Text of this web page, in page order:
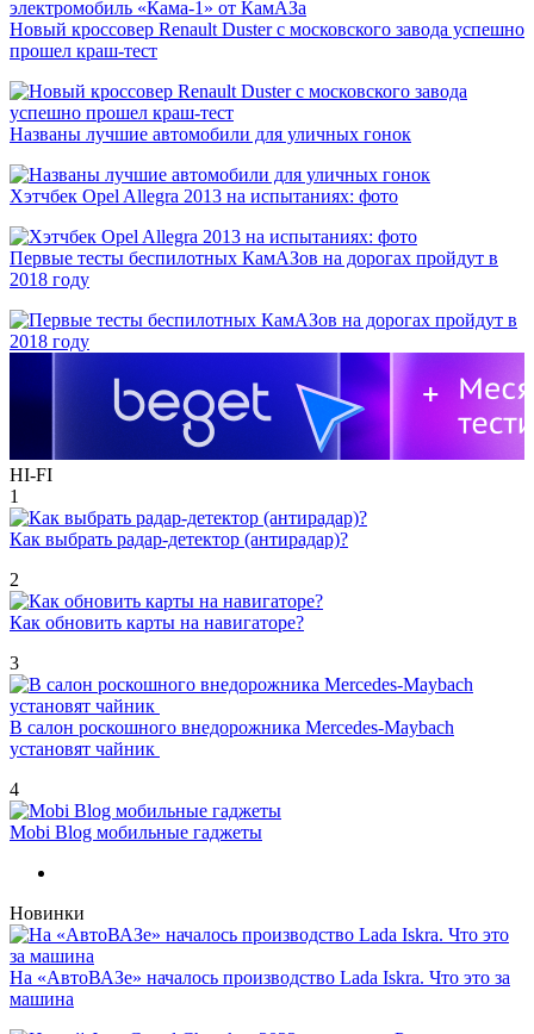
Новый кроссовер Renault Duster с московского завода успешно
прошел краш-тест
Названы лучшие автомобили для уличных гонок
Хэтчбек Opel Allegra 2013 на испытаниях: фото
Первые тесты беспилотных КамАЗов на дорогах пройдут в
2018 году
HI-FI
1
Как выбрать радар-детектор (антирадар)?
2
Как обновить карты на навигаторе?
3
В салон роскошного внедорожника Mercedes-Maybach
установят чайник
4
Mobi Blog мобильные гаджеты
Новинки
На «АвтоВАЗе» началось производство Lada Iskra. Что это за
машина